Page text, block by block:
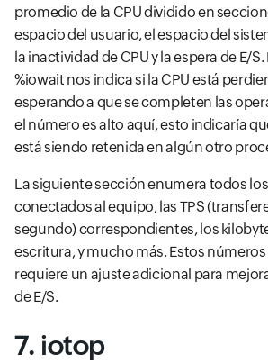
promedio de la CPU dividido en
espacio del usuario, el espacio del
la inactividad de CPU y la espera de E/
%iowait nos indica si la CPU está
esperando a que se completen las
el número es alto aquí, esto indicaría
está siendo retenida en algún otro
La siguiente sección enumera todos
conectados al equipo, las TPS
segundo) correspondientes, los
escritura, y mucho más. Estos
requiere un ajuste adicional para
de E/S.
7. iotop